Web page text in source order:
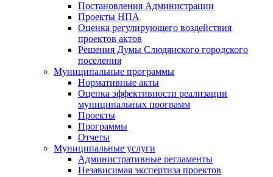
Постановления Администрации
Проекты НПА
Оценка регулирующего воздействия
проектов актов
Решения Думы Слюдянского городского
поселения
Муниципальные программы
Нормативные акты
Оценка эффективности реализации
муниципальных программ
Проекты
Программы
Отчеты
Муниципальные услуги
Административные регламенты
Независимая экспертиза проектов